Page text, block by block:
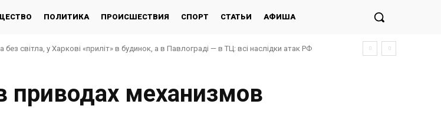
ПОЛИТИКА ПРОИСШЕСТВИЯ СПОРТ СТАТЬИ АФИША
світла, у Харкові «приліт» в будинок, а в Павлограді — в ТЦ: всі наслідки атак РФ
по багатоповерхівках у Харкові: багато постраждалих, під завалами люди
приводах механизмов